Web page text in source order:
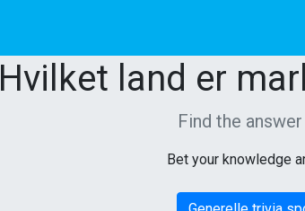
Hvilket land er
Find the
Bet your knowledge